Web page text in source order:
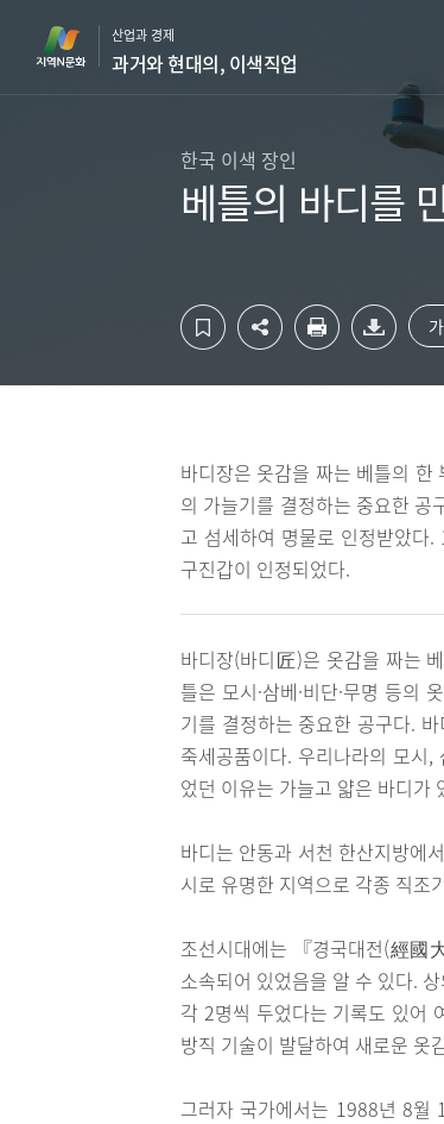
산업과 경제
과거와 현대의, 이색직업
한국 이색 장인
베틀의 바디를
가
바디장은 옷감을 짜는 베틀의
의 가늘기를 결정하는 중요한 공
고 섬세하여 명물로 인정받았다
구진갑이 인정되었다.
바디장(바디匠)은 옷감을 짜는
틀은 모시·삼베·비단·무명 등의
기를 결정하는 중요한 공구다.
죽세공품이다. 우리나라의 모시
었던 이유는 가늘고 얇은 바디가
바디는 안동과 서천 한산지방에
시로 유명한 지역으로 각종 직조
조선시대에는 『경국대전(經國
소속되어 있었음을 알 수 있다.
각 2명씩 두었다는 기록도 있어
방직 기술이 발달하여 새로운 옷
그러자 국가에서는 1988년 8월